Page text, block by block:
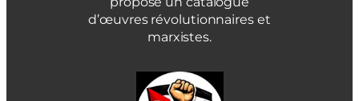
d’œuvres révolutionnaires et
marxistes.